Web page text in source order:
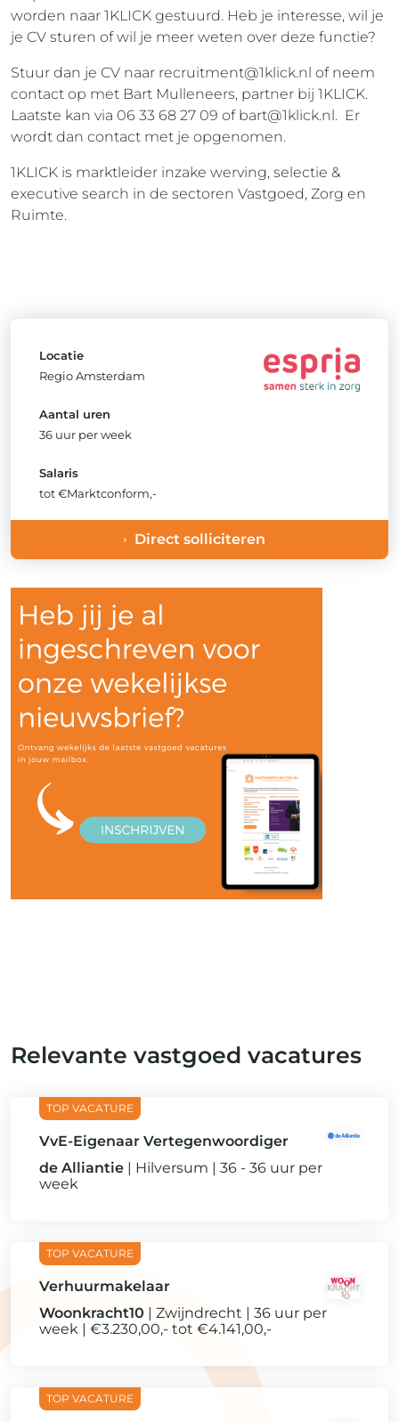
worden naar 1KLICK gestuurd. Heb je interesse, wil je
je CV sturen of wil je meer weten over deze functie?
Stuur dan je CV naar recruitment@1klick.nl of neem
contact op met Bart Mulleneers, partner bij 1KLICK.
Laatste kan via 06 33 68 27 09 of bart@1klick.nl. Er
wordt dan contact met je opgenomen.
1KLICK is marktleider inzake werving, selectie &
executive search in de sectoren Vastgoed, Zorg en
Ruimte.
Locatie
Regio Amsterdam
Aantal uren
36 uur per week
Salaris
tot €Marktconform,-
Direct solliciteren
Relevante vastgoed vacatures
VvE-Eigenaar Vertegenwoordiger
de Alliantie
Hilversum
36 - 36 uur per
week
Verhuurmakelaar
Woonkracht10
Zwijndrecht
36 uur per
week
€3.230,00,- tot €4.141,00,-